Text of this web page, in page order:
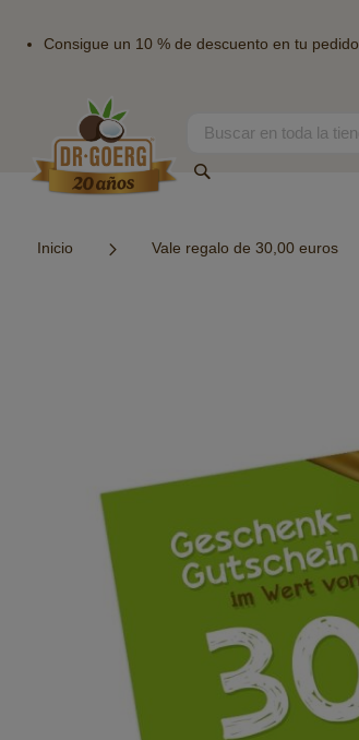
Consigue un 10 % de descuento en tu pedido
contenido
Search
Inicio Vale regalo de 30,00 euros